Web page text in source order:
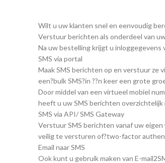
Wilt u uw klanten snel en eenvoudig
Verstuur berichten als onderdeel van
Na uw bestelling krijgt u inloggegevens
SMS via portal
Maak SMS berichten op en verstuur ze
een?bulk SMS?in ??n keer een grote
Door middel van een virtueel mobiel
heeft u uw SMS berichten overzichtelijk
SMS via API/ SMS Gateway
Verstuur SMS berichten vanaf uw
veilig te versturen of?two-factor
Email naar SMS
Ook kunt u gebruik maken van E-